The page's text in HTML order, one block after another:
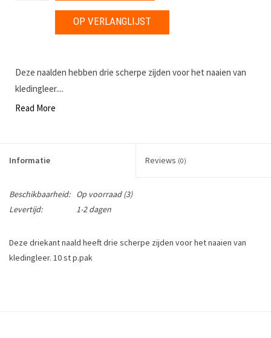
OP VERLANGLIJST
Deze naalden hebben drie scherpe zijden voor het naaien van
kledingleer....
Read More
Informatie Reviews (0)
Beschikbaarheid: Op voorraad(3)
Levertijd:
1-2 dagen
Deze driekant naald heeft drie scherpe zijden voor het naaien van
kledingleer. 10 st p.pak